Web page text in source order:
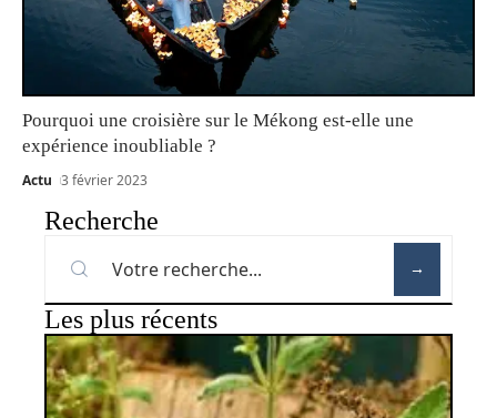
Pourquoi une croisière sur le Mékong est-elle une
expérience inoubliable ?
Actu 3 février 2023
Recherche
Les plus récents